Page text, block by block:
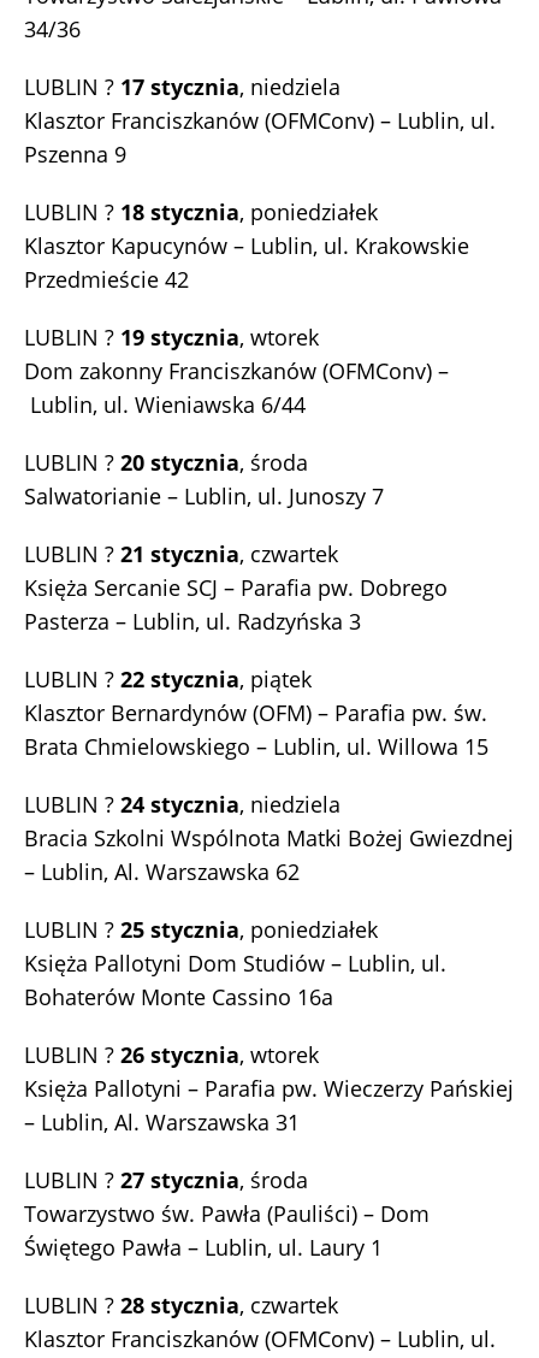
34/36
LUBLIN ? 17 stycznia, niedziela
Klasztor Franciszkanów (OFMConv) – Lublin, ul.
Pszenna 9
LUBLIN ? 18 stycznia, poniedziałek
Klasztor Kapucynów – Lublin, ul. Krakowskie
Przedmieście 42
LUBLIN ? 19 stycznia, wtorek
Dom zakonny Franciszkanów (OFMConv) –
Lublin, ul. Wieniawska 6/44
LUBLIN ? 20 stycznia, środa
Salwatorianie – Lublin, ul. Junoszy 7
LUBLIN ? 21 stycznia, czwartek
Księża Sercanie SCJ – Parafia pw. Dobrego
Pasterza – Lublin, ul. Radzyńska 3
LUBLIN ? 22 stycznia, piątek
Klasztor Bernardynów (OFM) – Parafia pw. św.
Brata Chmielowskiego – Lublin, ul. Willowa 15
LUBLIN ? 24 stycznia, niedziela
Bracia Szkolni Wspólnota Matki Bożej Gwiezdnej
– Lublin, Al. Warszawska 62
LUBLIN ? 25 stycznia, poniedziałek
Księża Pallotyni Dom Studiów – Lublin, ul.
Bohaterów Monte Cassino 16a
LUBLIN ? 26 stycznia, wtorek
Księża Pallotyni – Parafia pw. Wieczerzy Pańskiej
– Lublin, Al. Warszawska 31
LUBLIN ? 27 stycznia, środa
Towarzystwo św. Pawła (Pauliści) – Dom
Świętego Pawła – Lublin, ul. Laury 1
LUBLIN ? 28 stycznia, czwartek
Klasztor Franciszkanów (OFMConv) – Lublin, ul.